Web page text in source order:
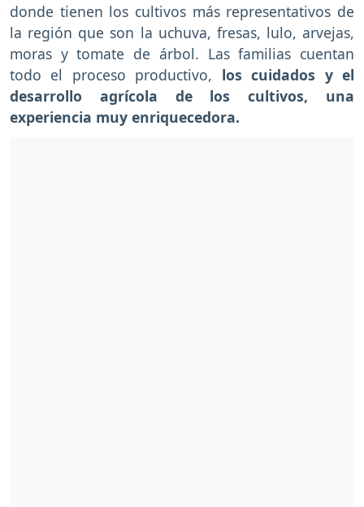
donde tienen los cultivos más representativos de
la región que son la uchuva, fresas, lulo, arvejas,
moras y tomate de árbol. Las familias cuentan
todo el proceso productivo, los cuidados y el
desarrollo agrícola de los cultivos, una
experiencia muy enriquecedora.